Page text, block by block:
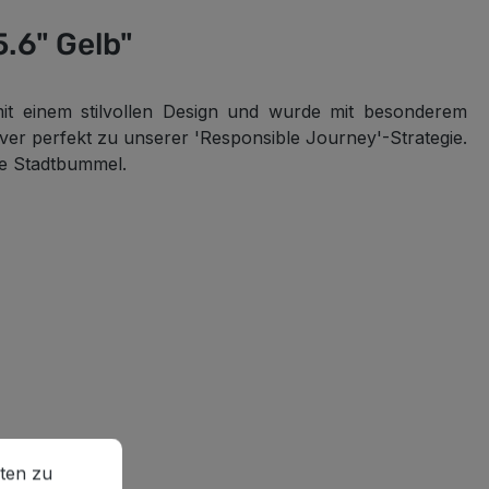
Gelb"
einem stilvollen Design und wurde mit besonderem
perfekt zu unserer 'Responsible Journey'-Strategie.
Stadtbummel.
zu können.
Mehr Informationen ...
zu